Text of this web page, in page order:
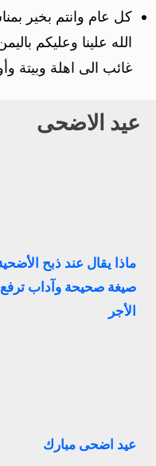
كل عام وانتم بخير
الله علينا وعليكم
غائب الى اهلة وبيتة
عيد الاضحى
ماذا يقال عند ذبح
صيغة صحيحة وآداب ترفع
الأجر
عيد اضحى مبارك